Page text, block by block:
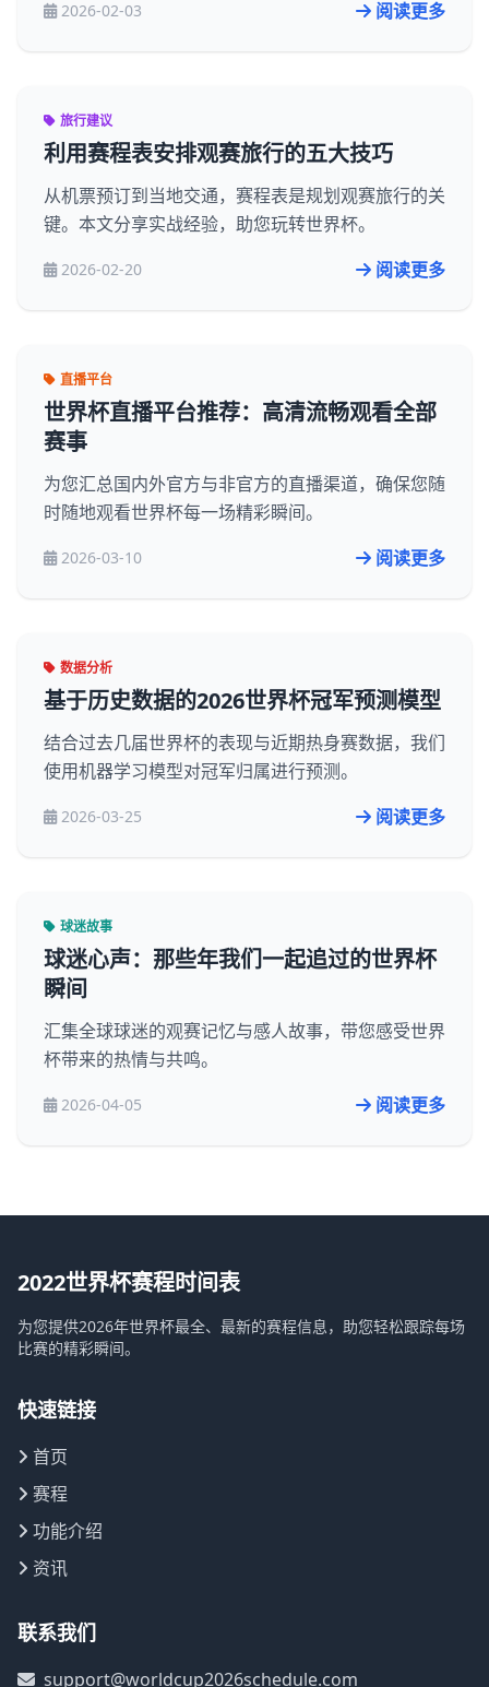
2026-02-03 阅读更多
旅行建议
利用赛程表安排观赛旅行的五大技巧
从机票预订到当地交通，赛程表是规划观赛旅行的关
键。本文分享实战经验，助您玩转世界杯。
2026-02-20 阅读更多
直播平台
世界杯直播平台推荐：高清流畅观看全部
赛事
为您汇总国内外官方与非官方的直播渠道，确保您随
时随地观看世界杯每一场精彩瞬间。
2026-03-10 阅读更多
数据分析
基于历史数据的2026世界杯冠军预测模型
结合过去几届世界杯的表现与近期热身赛数据，我们
使用机器学习模型对冠军归属进行预测。
2026-03-25 阅读更多
球迷故事
球迷心声：那些年我们一起追过的世界杯
瞬间
汇集全球球迷的观赛记忆与感人故事，带您感受世界
杯带来的热情与共鸣。
2026-04-05 阅读更多
2022世界杯赛程时间表
为您提供2026年世界杯最全、最新的赛程信息，助您轻松跟踪每场
比赛的精彩瞬间。
快速链接
首页
赛程
功能介绍
资讯
联系我们
support@worldcup2026schedule.com